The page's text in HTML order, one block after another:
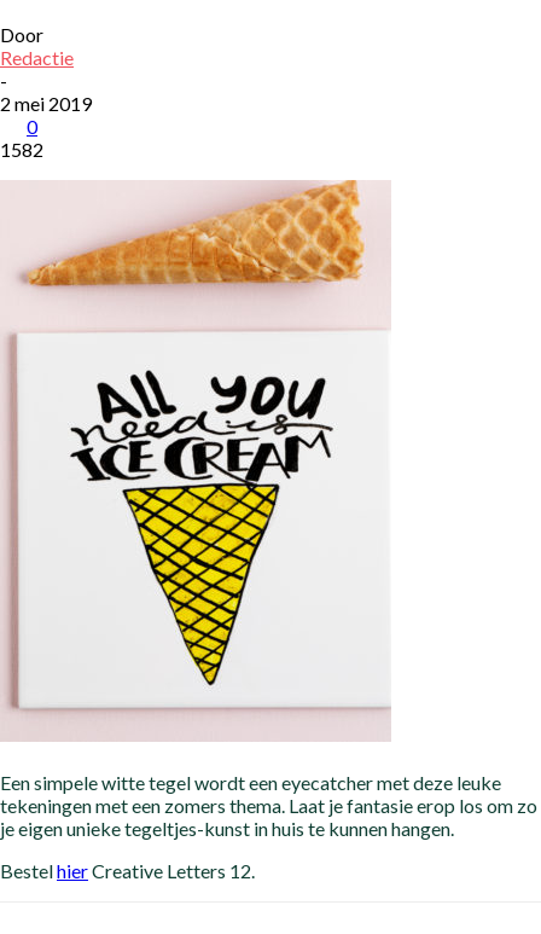
Door
Redactie
-
2 mei 2019
0
1582
Een simpele witte tegel wordt een eyecatcher met deze leuke
tekeningen met een zomers thema. Laat je fantasie erop los om zo
je eigen unieke tegeltjes-kunst in huis te kunnen hangen.
BestelhierCreative Letters 12.